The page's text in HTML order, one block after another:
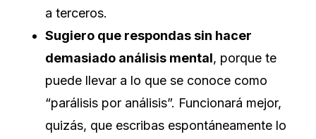
a terceros.
Sugiero que respondas sin hacer
demasiado análisis mental, porque te
puede llevar a lo que se conoce como
“parálisis por análisis”. Funcionará mejor,
quizás, que escribas espontáneamente lo